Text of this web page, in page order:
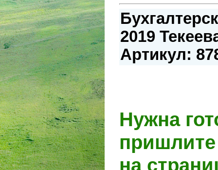
2019
Артикул:
Нужна
на